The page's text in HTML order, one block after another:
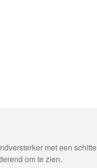
met een
om te zien.